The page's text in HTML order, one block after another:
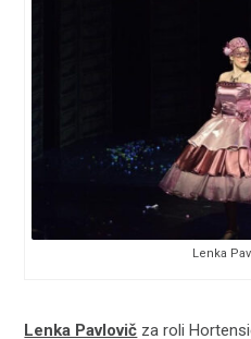
Lenka
Lenka Pavlovič za roli